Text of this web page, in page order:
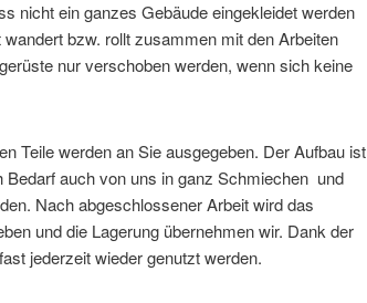
nicht ein ganzes Gebäude eingekleidet werden
bzw. rollt zusammen mit den Arbeiten
nur verschoben werden, wenn sich keine
Teile werden an Sie ausgegeben. Der Aufbau ist
Bedarf auch von uns in ganz Schmiechen und
Nach abgeschlossener Arbeit wird das
und die Lagerung übernehmen wir. Dank der
jederzeit wieder genutzt werden.